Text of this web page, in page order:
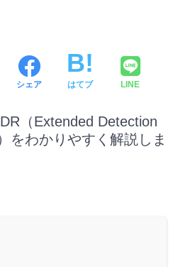
シェア はてブ LINE
（Extended Detection
をわかりやすく解説しま